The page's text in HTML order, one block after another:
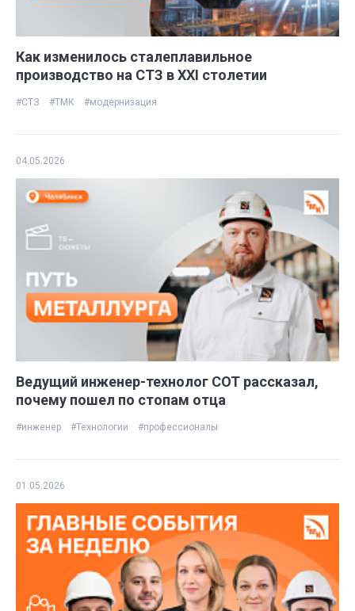
Как изменилось сталеплавильное
производство на СТЗ в ХХI столетии
#СТЗ #ТМК #модернизация
04.05.2026
Ведущий инженер-технолог СОТ рассказал,
почему пошел по стопам отца
#инженер #Технологии #профессионалы
01.05.2026